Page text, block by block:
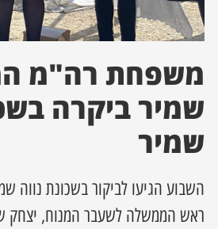
עסקים
משפחת רה"מ
שמיר ביקרה
שמיר
השבוע הגיעו לביקור בשכונת נווה
ראש הממשלה לשעבר המנוח, יצחק